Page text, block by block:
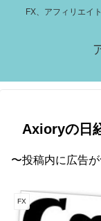
FX、アフィリエイ
Axioryの日
〜投稿内に広告
FX